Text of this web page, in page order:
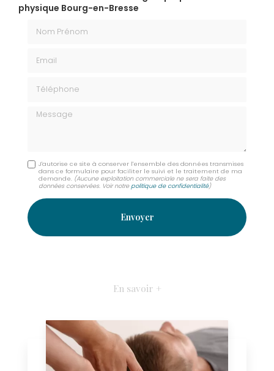
physique Bourg-en-Bresse
Message
J'autorise ce site à conserver l'ensemble des données transmises
dans ce formulaire pour faciliter le suivi et le traitement de ma
demande. (Aucune exploitation commerciale ne sera faite des
données conservées. Voir notre politique de confidentialité)
En savoir +